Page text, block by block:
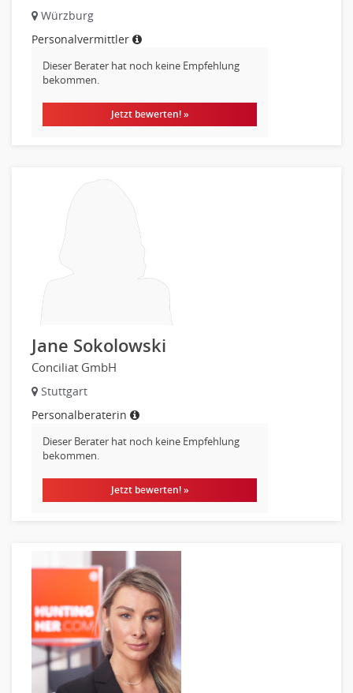
Würzburg
Personalvermittler
Dieser Berater hat noch keine Empfehlung
bekommen.
Jetzt bewerten! »
Jane Sokolowski
Conciliat GmbH
Stuttgart
Personalberaterin
Dieser Berater hat noch keine Empfehlung
bekommen.
Jetzt bewerten! »